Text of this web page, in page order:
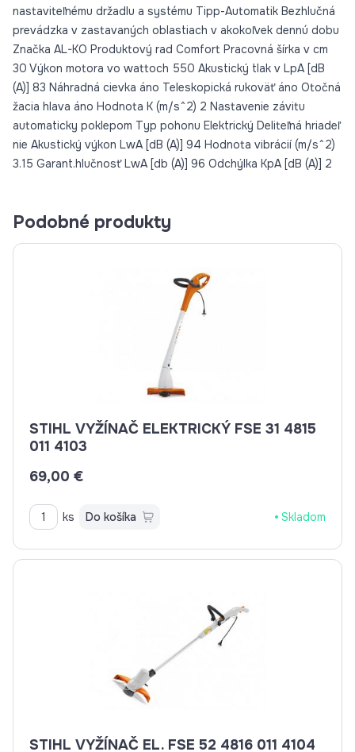
nastaviteľnému držadlu a systému Tipp-Automatik Bezhlučná
prevádzka v zastavaných oblastiach v akokoľvek dennú dobu
Značka AL-KO Produktový rad Comfort Pracovná šírka v cm
30 Výkon motora vo wattoch 550 Akustický tlak v LpA [dB
(A)] 83 Náhradná cievka áno Teleskopická rukoväť áno Otočná
žacia hlava áno Hodnota K (m/s^2) 2 Nastavenie závitu
automaticky poklepom Typ pohonu Elektrický Deliteľná hriadeľ
nie Akustický výkon LwA [dB (A)] 94 Hodnota vibrácií (m/s^2)
3.15 Garant.hlučnosť LwA [db (A)] 96 Odchýlka KpA [dB (A)] 2
Podobné produkty
STIHL VYŽÍNAČ ELEKTRICKÝ FSE 31 4815
011 4103
69,00 €
ks Do košíka Skladom
STIHL VYŽÍNAČ EL. FSE 52 4816 011 4104